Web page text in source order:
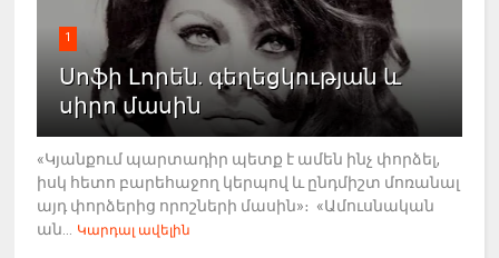
1
Սոֆի Լորեն. գեղեցկության և
սիրո մասին
«Կյանքում պարտադիր պետք է ամեն ինչ փորձել,
իսկ հետո բարեհաջող կերպով և ընդմիշտ մոռանալ
այդ փորձերից որոշների մասին»։ «Ամուսնական
ան...
Կարդալ ավելին